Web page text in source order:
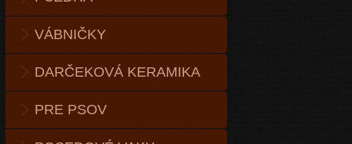
VÁBNIČKY
DARČEKOVÁ KERAMIKA
PRE PSOV